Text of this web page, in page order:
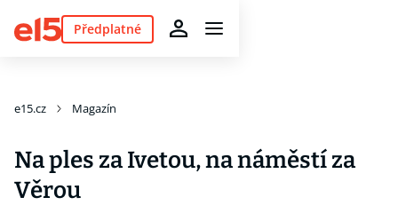
Předplatné
e15.cz Magazín
Na ples za Ivetou, na náměstí za
Věrou